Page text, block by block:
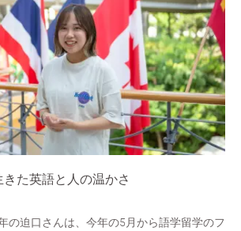
た英語と人の温かさ
の迫口さんは、今年の5月から語学留学のフ